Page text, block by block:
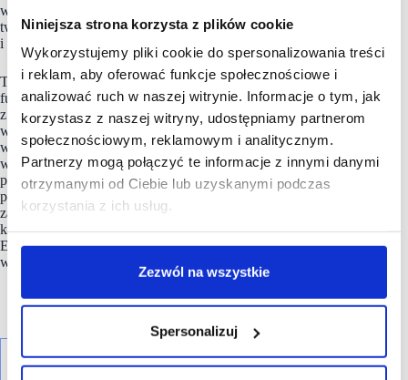
Niniejsza strona korzysta z plików cookie
Wykorzystujemy pliki cookie do spersonalizowania treści
i reklam, aby oferować funkcje społecznościowe i
analizować ruch w naszej witrynie. Informacje o tym, jak
korzystasz z naszej witryny, udostępniamy partnerom
społecznościowym, reklamowym i analitycznym.
Partnerzy mogą połączyć te informacje z innymi danymi
otrzymanymi od Ciebie lub uzyskanymi podczas
korzystania z ich usług.
Zezwól na wszystkie
Spersonalizuj
w środowisku biznesowym, politycznym i społecznym w celu
tworzenia nowoczesnych miejsc handlu, usług, kultury
i unikatowych doświadczeń konsumenckich.
The European Shopping Places Trust (ESPT) to niezależny
fundusz promujący i sponsorujący osoby i działania związane
z edukacją oraz wydarzenia poświęcone branży miejsc handlu
w całej Europie. Celem ESPT jest pomoc i wsparcie
w zdobyciu wykształcenia zawodowego oraz pomoc
w dalszym rozwoju kariery następnego pokolenia
profesjonalistów z branży. Czyni to poprzez sponsorowanie
poszczególnych studentów na uznanych kursach,
zatwierdzonych zajęciach edukacyjnych i inicjatywach rozwoju
kariery. ESPT wspiera również inicjatywy i projekty w całej
Europie mające na celu promowanie rekrutacji i doskonałości
w szerzej rozumianej branży handlu detalicznego i rozrywki.